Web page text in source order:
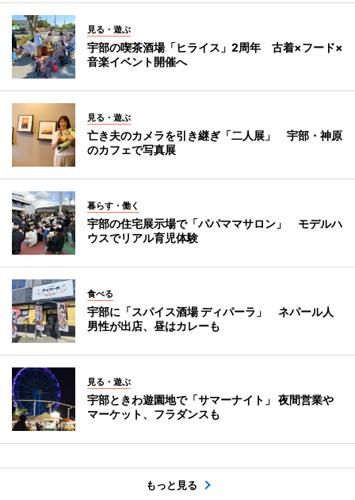
見る・遊ぶ
宇部の喫茶酒場「ヒライス」2周年 古着×フード×
音楽イベント開催へ
見る・遊ぶ
亡き夫のカメラを引き継ぎ「二人展」 宇部・神原
のカフェで写真展
暮らす・働く
宇部の住宅展示場で「パパママサロン」 モデルハ
ウスでリアル育児体験
食べる
宇部に「スパイス酒場 ディパーラ」 ネパール人
男性が出店、昼はカレーも
見る・遊ぶ
宇部ときわ遊園地で「サマーナイト」 夜間営業や
マーケット、フラダンスも
もっと見る